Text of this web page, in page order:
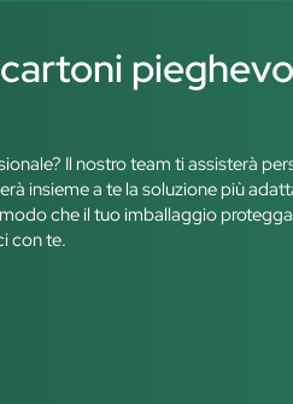
Il nostro team ti assisterà
insieme a te la soluzione più
che il tuo imballaggio
con te.